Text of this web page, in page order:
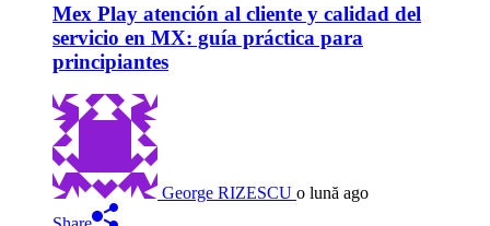
Mex Play atención al cliente y calidad del
servicio en MX: guía práctica para
principiantes
George RIZESCU o lună ago